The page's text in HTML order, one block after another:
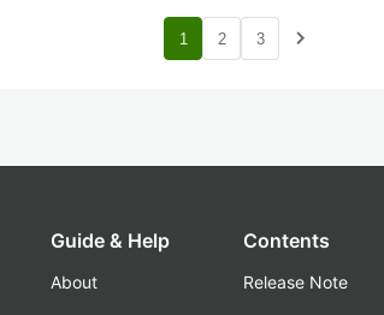
1 2 3 navigate_next
Guide & Help
About
Contents
Release Note